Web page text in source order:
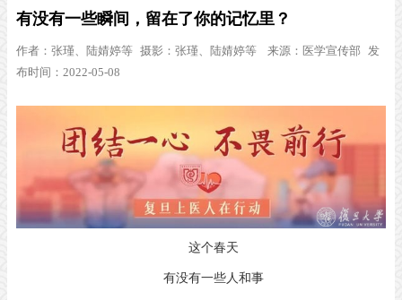
有没有一些瞬间，留在了你的记忆里？
作者： 张瑾、陆婧婷等 摄影： 张瑾、陆婧婷等 来源： 医学宣传部 发
布时间：2022-05-08
这个春天
有没有一些人和事